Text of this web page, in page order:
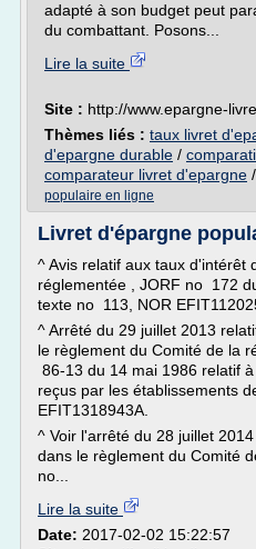
adapté à son budget peut
du combattant. Posons...
Lire la suite
Site : http://www.epargne-
Thèmes liés : taux livret
d'epargne durable /
comparateur livret d'epargne /
populaire en ligne
Livret d'épargne
^ Avis relatif aux taux d'intérêt
réglementée , JORF no 172
texte no 113, NOR
^ Arrêté du 29 juillet 2013
le règlement du Comité de la
86-13 du 14 mai 1986 relatif
reçus par les établissements
EFIT1318943A.
^ Voir l'arrêté du 28 juillet
dans le règlement du Comité
no...
Lire la suite
Date: 2017-02-02 15:22:57